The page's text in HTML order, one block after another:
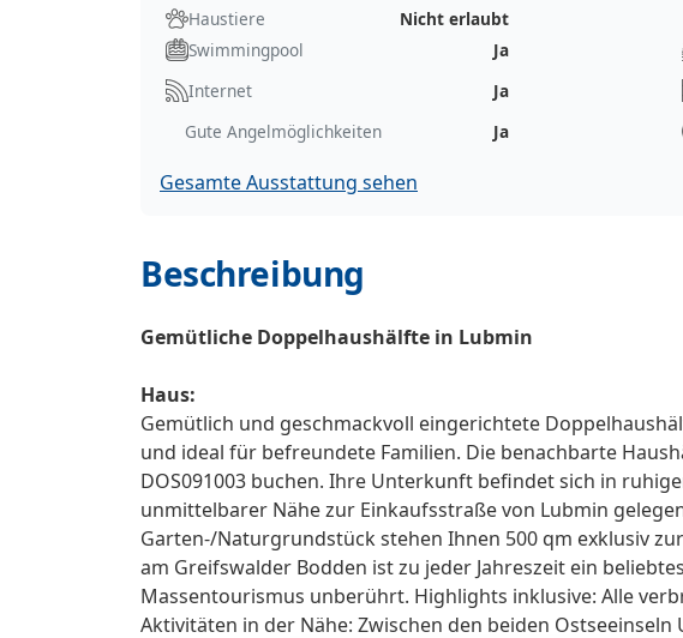
Haustiere
Nicht erlaubt
Swimmingpool
Ja
Internet
Ja
Gute Angelmöglichkeiten
Ja
Gesamte Ausstattung sehen
Beschreibung
Gemütliche Doppelhaushälfte in Lubmin
Haus:
Gemütlich und geschmackvoll eingerichtete
und ideal für befreundete Familien. Die benachbarte
DOS091003 buchen. Ihre Unterkunft befindet sich in
unmittelbarer Nähe zur Einkaufsstraße von Lubmin
Garten-/Naturgrundstück stehen Ihnen 500 qm exklusiv
am Greifswalder Bodden ist zu jeder Jahreszeit ein
Massentourismus unberührt. Highlights inklusive: Alle
Aktivitäten in der Nähe: Zwischen den beiden